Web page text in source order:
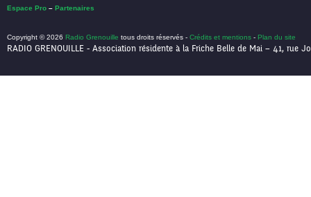
Espace Pro – Partenaires
Copyright © 2026 Radio Grenouille tous droits réservés - Crédits et mentions - Plan du site
RADIO GRENOUILLE - Association résidente à la Friche Belle de Mai – 41, rue